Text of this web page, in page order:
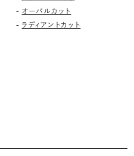
- オーバルカット
- ラディアントカット